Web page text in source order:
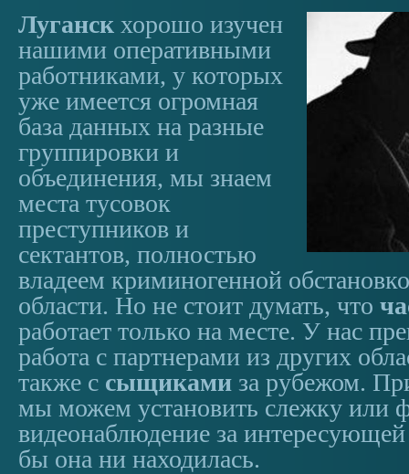
Луганск хорошо изучен
нашими оперативными
работниками, у которых
уже имеется огромная
база данных на разные
группировки и
объединения, мы знаем
места тусовок
преступников и
сектантов, полностью
владеем криминогенной
области. Но не стоит думать, что
работает только на месте. У нас
работа с партнерами из других
также с сыщиками за рубежом.
мы можем установить слежку или
видеонаблюдение за
бы она ни находилась.